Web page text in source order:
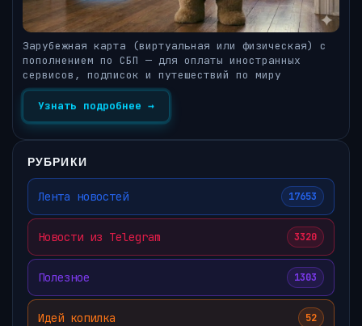
Зарубежная карта (виртуальная или физическая) с
пополнением по СБП — для оплаты иностранных
сервисов, подписок и путешествий по миру
Узнать подробнее →
РУБРИКИ
Лента новостей 17653
Новости из Telegram 3320
Полезное 1303
Идей копилка 52